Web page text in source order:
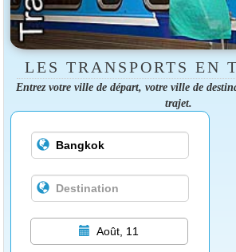
LES TRANSPORTS EN
Entrez votre ville de départ, votre ville de
trajet.
Août, 11